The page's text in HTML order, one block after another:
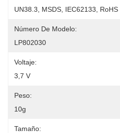
UN38.3, MSDS, IEC62133, RoHS
Número De Modelo:
LP802030
Voltaje:
3,7 V
Peso:
10g
Tamaño: